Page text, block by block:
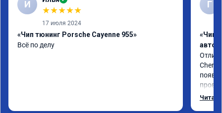
И
★★★★★
17 июля 2024
«Чип тюнинг Porsche Cayenne 955»
Всё по делу
Г
«Чип
Chery